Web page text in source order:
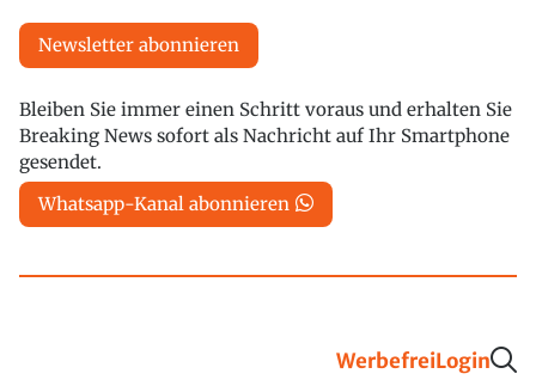
Newsletter abonnieren
Bleiben Sie immer einen Schritt voraus und erhalten Sie
Breaking News sofort als Nachricht auf Ihr Smartphone
gesendet.
Whatsapp-Kanal abonnieren
WerbefreiLogin